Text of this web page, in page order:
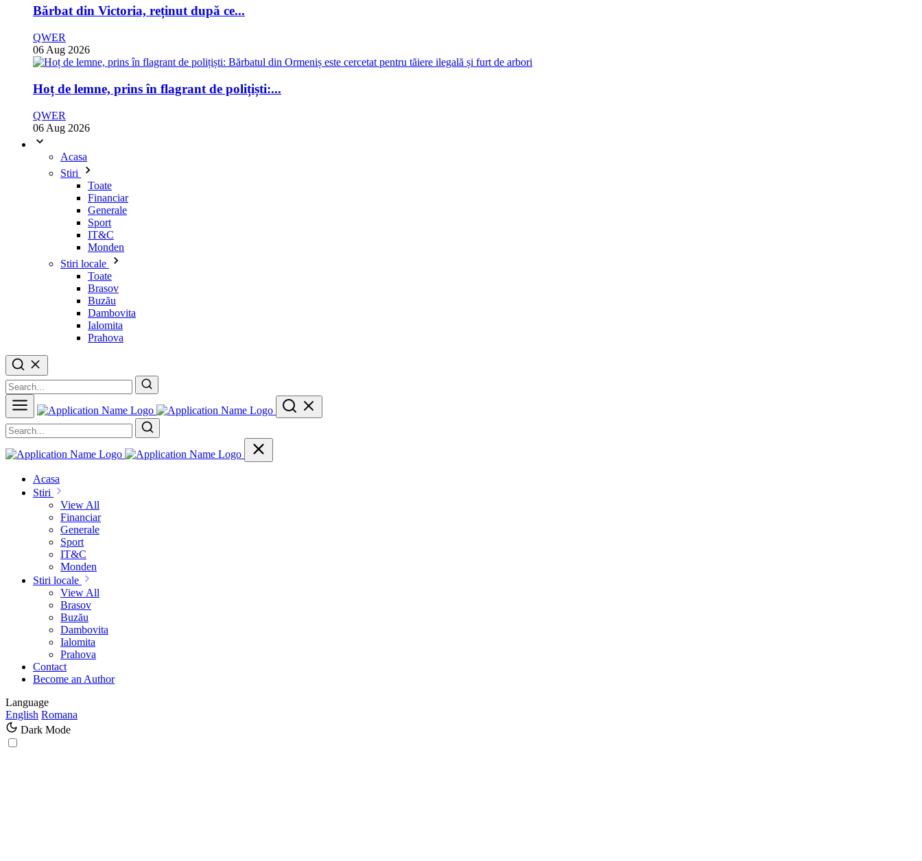
Bărbat din Victoria, reținut după ce...
QWER
06 Aug 2026
Hoț de lemne, prins în flagrant de polițiști:...
QWER
06 Aug 2026
Acasa
Stiri
Toate
Financiar
Generale
Sport
IT&C
Monden
Stiri locale
Toate
Brasov
Buzău
Dambovita
Ialomita
Prahova
Acasa
Stiri
View All
Financiar
Generale
Sport
IT&C
Monden
Stiri locale
View All
Brasov
Buzău
Dambovita
Ialomita
Prahova
Contact
Become an Author
Language
English Romana
Dark Mode